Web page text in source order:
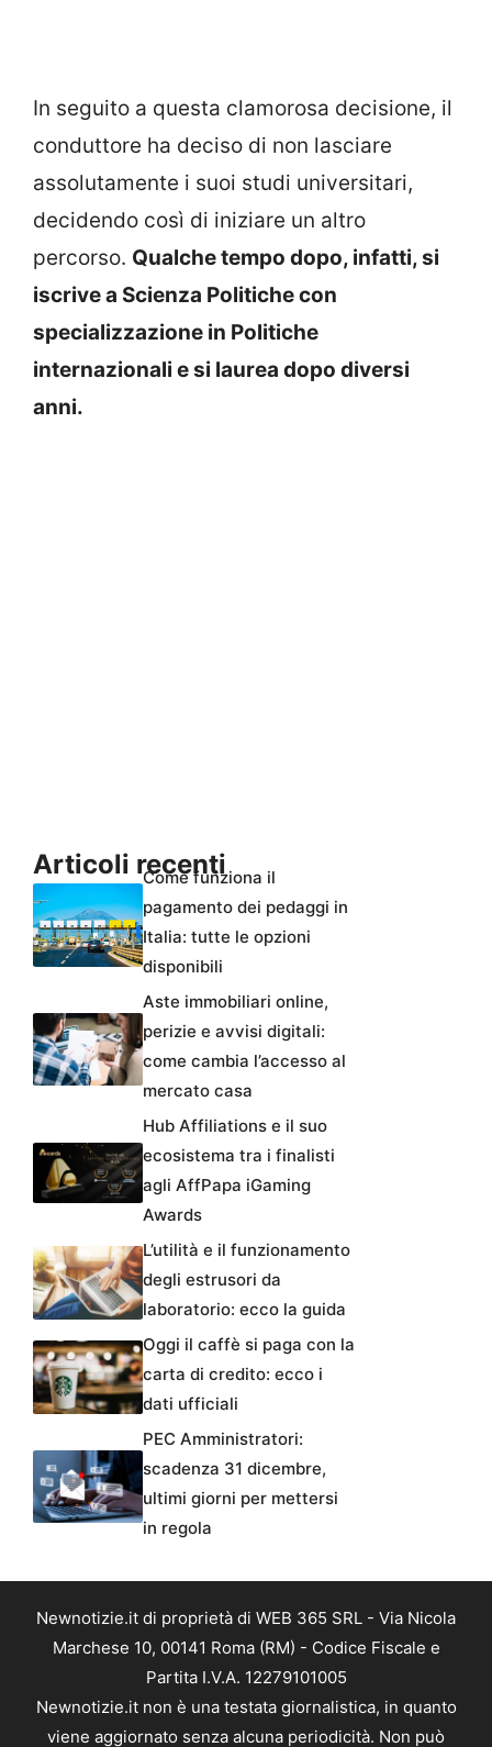
In seguito a questa clamorosa decisione, il
conduttore ha deciso di non lasciare
assolutamente i suoi studi universitari,
decidendo così di iniziare un altro
percorso. Qualche tempo dopo, infatti, si
iscrive a Scienza Politiche con
specializzazione in Politiche
internazionali e si laurea dopo diversi
anni.
Articoli recenti
Come funziona il
pagamento dei pedaggi in
Italia: tutte le opzioni
disponibili
Aste immobiliari online,
perizie e avvisi digitali:
come cambia l’accesso al
mercato casa
Hub Affiliations e il suo
ecosistema tra i finalisti
agli AffPapa iGaming
Awards
L’utilità e il funzionamento
degli estrusori da
laboratorio: ecco la guida
Oggi il caffè si paga con la
carta di credito: ecco i
dati ufficiali
PEC Amministratori:
scadenza 31 dicembre,
ultimi giorni per mettersi
in regola
Newnotizie.it di proprietà di WEB 365 SRL - Via Nicola
Marchese 10, 00141 Roma (RM) - Codice Fiscale e
Partita I.V.A. 12279101005
Newnotizie.it non è una testata giornalistica, in quanto
viene aggiornato senza alcuna periodicità. Non può